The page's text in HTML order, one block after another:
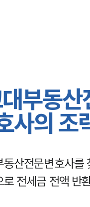
부동산
사의 조
동산전문변호사를
로 전세금 전액 반